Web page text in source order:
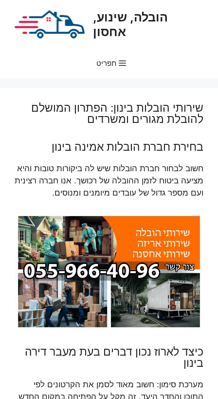
הובלה, שינוע,
אחסון
תפריט
שירותי הובלות בינון: הפתרון המושלם
להובלת מגורים ומשרדים
בחירת חברת הובלות אמינה בינון
חשוב לבחור חברת הובלות שיש לה ביקורות טובות והיא
מציעה ביטוח לזמן ההובלה של רכושך. אנו חברה רצינית
ועם מספר גדול של עובדים מיומנים ומנוסים.
כיצד לארוז נכון דברים בעת מעבר דירה
בינון
מערכת סימון: חשוב מאוד לסמן את הקרטונים לפי
התוכן והחדר היעד. זה מקל על הפתיחה במקום החדש